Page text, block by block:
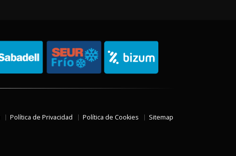
Política de Privacidad Política de Cookies Sitemap